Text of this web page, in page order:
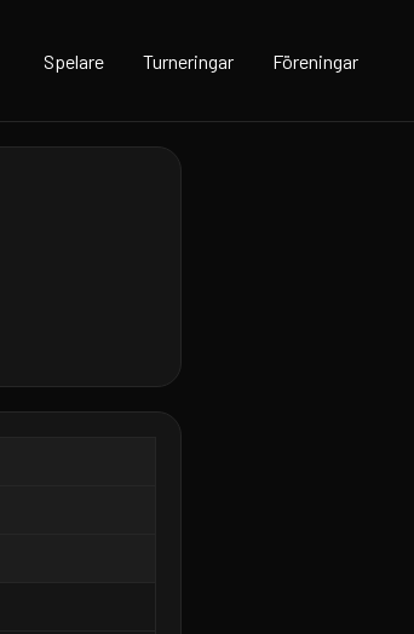
Spelare Turneringar Föreningar